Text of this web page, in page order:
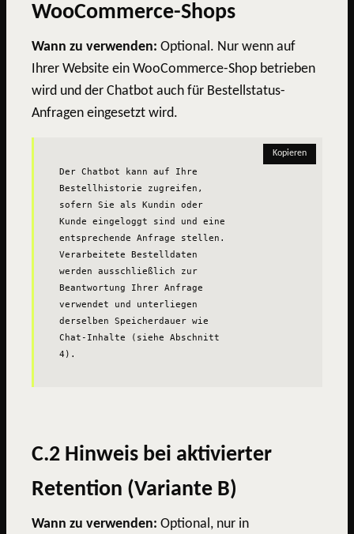
WooCommerce-Shops
Wann zu verwenden: Optional. Nur wenn auf
Ihrer Website ein WooCommerce-Shop betrieben
wird und der Chatbot auch für Bestellstatus-
Anfragen eingesetzt wird.
Kopieren
Der Chatbot kann auf Ihre
Bestellhistorie zugreifen,
sofern Sie als Kundin oder
Kunde eingeloggt sind und eine
entsprechende Anfrage stellen.
Verarbeitete Bestelldaten
werden ausschließlich zur
Beantwortung Ihrer Anfrage
verwendet und unterliegen
derselben Speicherdauer wie
Chat-Inhalte (siehe Abschnitt
4).
C.2 Hinweis bei aktivierter
Retention (Variante B)
Wann zu verwenden: Optional, nur in